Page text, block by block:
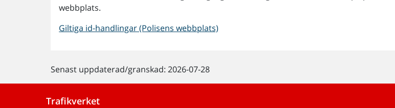
webbplats.
Giltiga id-handlingar (Polisens webbplats)
Senast uppdaterad/granskad: 2026-07-28
Trafikverket